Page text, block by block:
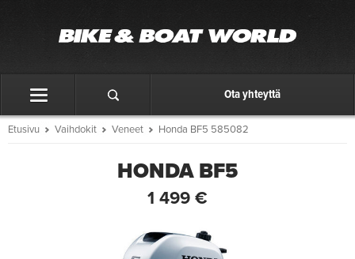
Ota yhteyttä
Etusivu Vaihdokit Veneet Honda BF5 585082
HONDA BF5
1 499 €